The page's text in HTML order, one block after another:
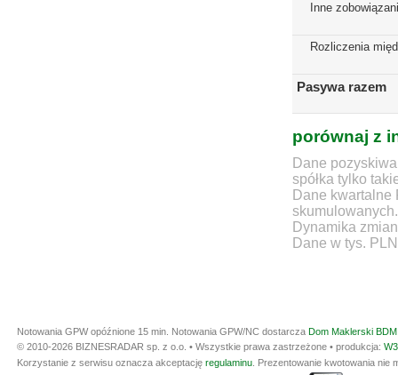
Inne
Rozliczenia
Pasywa razem
porównaj z
Dane
spółka tylko
Dane
skumulowanych.
Dynamika
Dane w tys. PLN
Notowania GPW opóźnione 15 min. Notowania GPW/NC dostarcza Dom Maklerski
© 2010-2026 BIZNESRADAR sp. z o.o. • Wszystkie prawa zastrzeżone • produkcja:
Korzystanie z serwisu oznacza akceptację regulaminu . Prezentowanie kwotowania